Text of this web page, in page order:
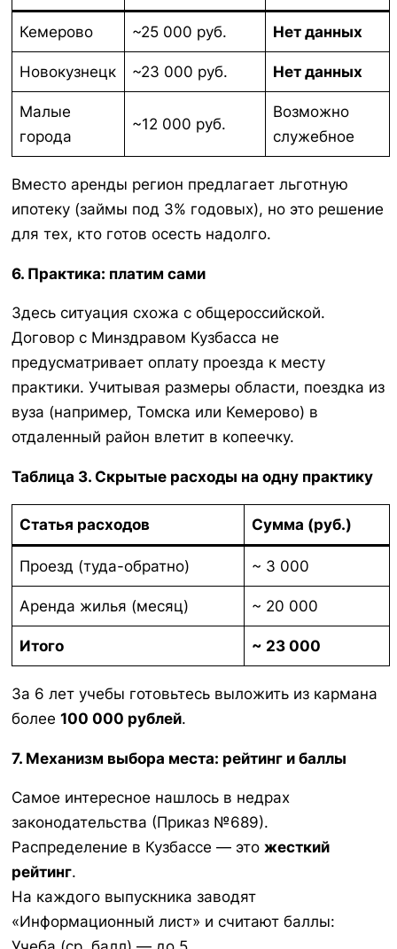
Кемерово ~25 000 руб. Нет данных
Новокузнецк ~23 000 руб. Нет данных
Малые
города
~12 000 руб.
Возможно
служебное
Вместо аренды регион предлагает льготную
ипотеку (займы под 3% годовых), но это решение
для тех, кто готов осесть надолго.
6. Практика: платим сами
Здесь ситуация схожа с общероссийской.
Договор с Минздравом Кузбасса не
предусматривает оплату проезда к месту
практики. Учитывая размеры области, поездка из
вуза (например, Томска или Кемерово) в
отдаленный район влетит в копеечку.
Таблица 3. Скрытые расходы на одну практику
Статья расходов Сумма (руб.)
Проезд (туда-обратно) ~ 3 000
Аренда жилья (месяц) ~ 20 000
Итого ~ 23 000
За 6 лет учебы готовьтесь выложить из кармана
более 100 000 рублей.
7. Механизм выбора места: рейтинг и баллы
Самое интересное нашлось в недрах
законодательства (Приказ №689).
Распределение в Кузбассе — это жесткий
рейтинг.
На каждого выпускника заводят
«Информационный лист» и считают баллы: